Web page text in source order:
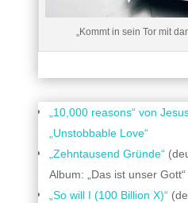
„Kommt in sein Tor mit
„10,000 reasons“ von
„Unstobbable Love“
„Zehntausend Gründe“
Album: „Das ist unser Gott“
„So will I (100 Billion X)“